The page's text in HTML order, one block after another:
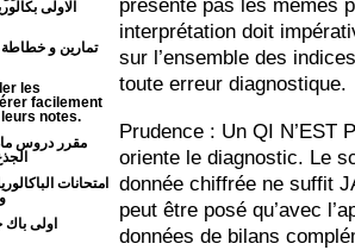
الاولى
تمارين و
les
facilement
notes.
مقرر دروس
امتحانات
اولى
présente pas les mêmes
interprétation doit
sur l’ensemble des
toute erreur diagnostique.
Prudence : Un QI N’EST
oriente le diagnostic. Le
donnée chiffrée ne suffit
peut être posé qu’avec
données de bilans